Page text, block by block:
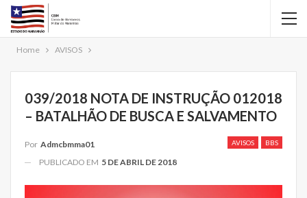
Home AVISOS
039/2018 NOTA DE INSTRUÇÃO 012018
– BATALHÃO DE BUSCA E SALVAMENTO
AVISOS BBS
Por Admcbmma01
PUBLICADO EM 5 DE ABRIL DE 2018